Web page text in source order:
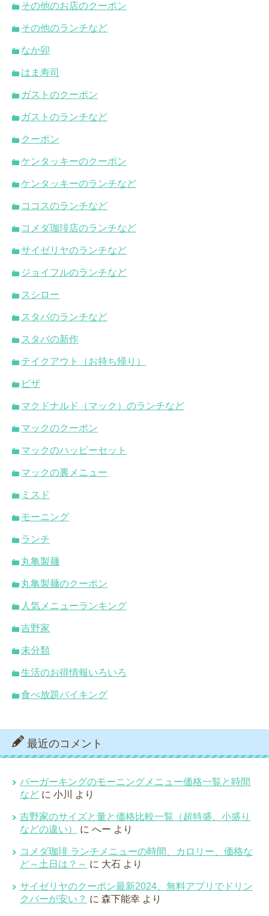
その他のお店のクーポン
その他のランチなど
なか卯
はま寿司
ガストのクーポン
ガストのランチなど
クーポン
ケンタッキーのクーポン
ケンタッキーのランチなど
ココスのランチなど
コメダ珈琲店のランチなど
サイゼリヤのランチなど
ジョイフルのランチなど
スシロー
スタバのランチなど
スタバの新作
テイクアウト（お持ち帰り）
ピザ
マクドナルド（マック）のランチなど
マックのクーポン
マックのハッピーセット
マックの裏メニュー
ミスド
モーニング
ランチ
丸亀製麺
丸亀製麺のクーポン
人気メニューランキング
吉野家
未分類
生活のお得情報いろいろ
食べ放題バイキング
最近のコメント
バーガーキングのモーニングメニュー価格一覧と時間
など に 小川 より
吉野家のサイズと量と価格比較一覧（超特盛、小盛り
などの違い）
に へー より
コメダ珈琲 ランチメニューの時間、カロリー、価格な
ど～土日は？～ に 大石 より
サイゼリヤのクーポン最新2024、無料アプリでドリン
クバーが安い？ に 森下能幸 より